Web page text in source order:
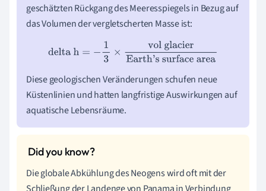
geschätzten Rückgang des Meeresspiegels in Bezug auf
das Volumen der vergletscherten Masse ist:
delta h= −1 3×vol glacierEarth's surface area
Diese geologischen Veränderungen schufen neue
Küstenlinien und hatten langfristige Auswirkungen auf
aquatische Lebensräume.
Die globale Abkühlung des Neogens wird oft mit der